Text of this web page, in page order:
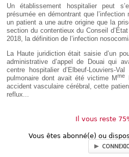
IT
Un établissement hospitalier peut
présumée en démontrant que
un patient a une autre origine que la
section du contentieux du Conseil
2018, la définition de l’infection
La Haute juridiction était saisie d’un
administrative d’appel de Douai qui
centre hospitalier d’Elbeuf-Louviers-
pulmonaire dont avait été victime Mme
accident vasculaire cérébral, cette
reflux...
Il vous reste
Vous êtes abonné(e) ou